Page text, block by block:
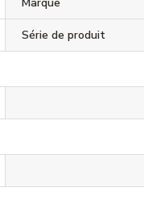
Série de produit